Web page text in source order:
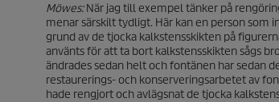
Möwes:När jag till exempel tänker på
menar särskilt tydligt. Här kan en person som
grund av de tjocka kalkstensskikten på
använts för att ta bort kalkstensskikten sågs
ändrades sedan helt och fontänen har sedan
restaurerings- och konserveringsarbetet av
hade rengjort och avlägsnat de tjocka